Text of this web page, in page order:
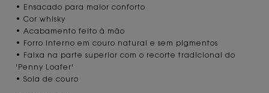
• Ensacado para maior conforto
• Cor whisky
• Acabamento feito à mão
• Forro interno em couro natural e sem pigmentos
• Faixa na parte superior com o recorte tradicional do
'Penny Loafer'
• Sola de couro